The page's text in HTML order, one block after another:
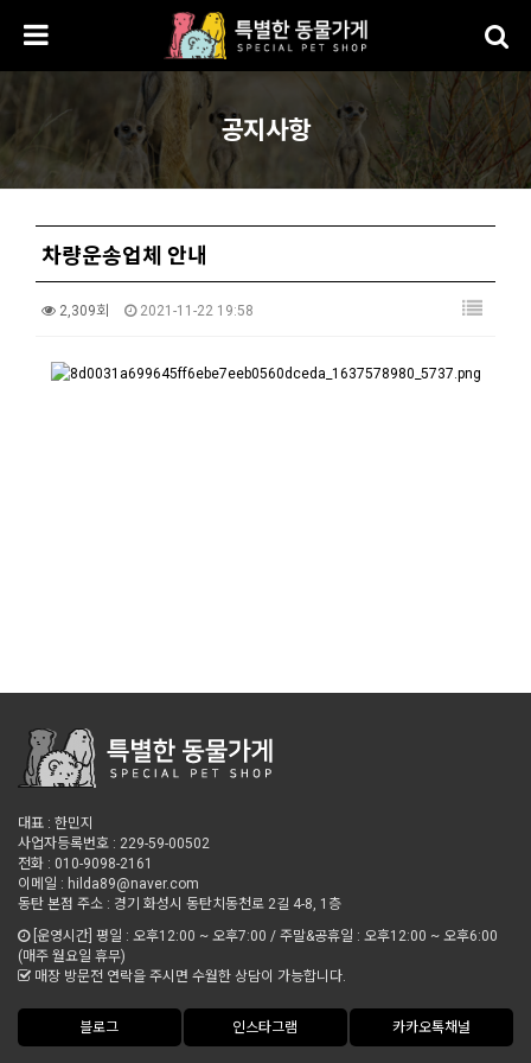
공지사항
차량운송업체 안내
2,309회 2021-11-22 19:58
대표 : 한민지
사업자등록번호 : 229-59-00502
전화 : 010-9098-2161
이메일 : hilda89@naver.com
동탄 본점 주소 : 경기 화성시 동탄치동천로 2길 4-8, 1층
[운영시간] 평일 : 오후12:00 ~ 오후7:00 / 주말&공휴일 : 오후12:00 ~ 오후6:00
(매주 월요일 휴무)
매장 방문전 연락을 주시면 수월한 상담이 가능합니다.
블로그 인스타그램 카카오톡채널